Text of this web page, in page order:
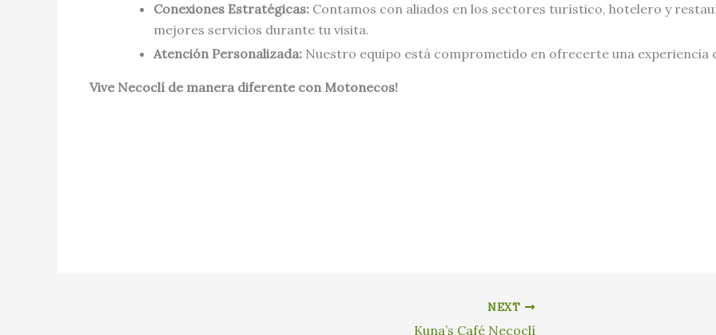
Conexiones Estratégicas: Contamos con aliados en los sectores turístico, hotelero y
mejores servicios durante tu visita.
Atención Personalizada: Nuestro equipo está comprometido en ofrecerte una experiencia
Vive Necoclí de manera diferente con Motonecos!
NEXT
Kuna’s Café Necoclí